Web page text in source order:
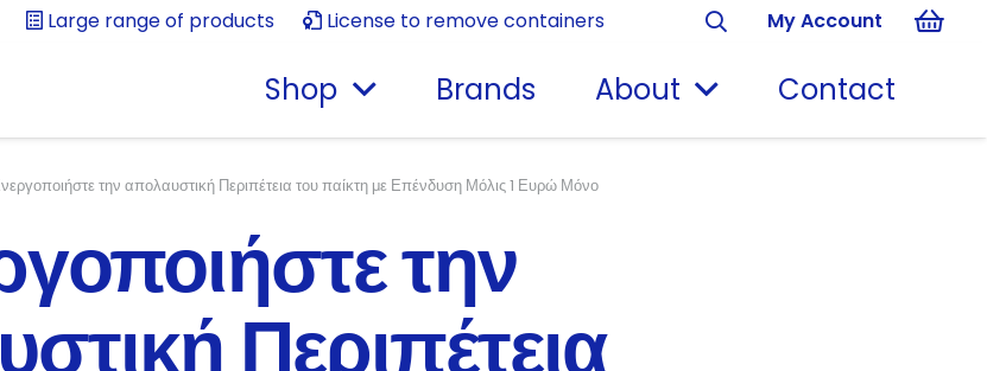
Large range of products License to remove containers My Account
Shop Brands About Contact
την απολαυστική Περιπέτεια του παίκτη με Επένδυση Μόλις 1 Ευρώ Μόνο
την
Περιπέτεια